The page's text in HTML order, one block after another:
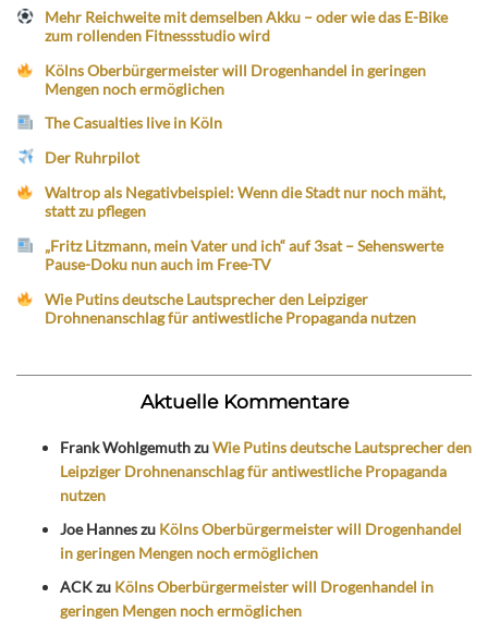
Mehr Reichweite mit demselben Akku – oder wie das E-Bike
zum rollenden Fitnessstudio wird
Kölns Oberbürgermeister will Drogenhandel in geringen
Mengen noch ermöglichen
The Casualties live in Köln
Der Ruhrpilot
Waltrop als Negativbeispiel: Wenn die Stadt nur noch mäht,
statt zu pflegen
„Fritz Litzmann, mein Vater und ich“ auf 3sat – Sehenswerte
Pause-Doku nun auch im Free-TV
Wie Putins deutsche Lautsprecher den Leipziger
Drohnenanschlag für antiwestliche Propaganda nutzen
Aktuelle Kommentare
Frank WohlgemuthzuWie Putins deutsche Lautsprecher den
Leipziger Drohnenanschlag für antiwestliche Propaganda
nutzen
Joe Hanneszu Kölns Oberbürgermeister will Drogenhandel
in geringen Mengen noch ermöglichen
ACKzu Kölns Oberbürgermeister will Drogenhandel in
geringen Mengen noch ermöglichen